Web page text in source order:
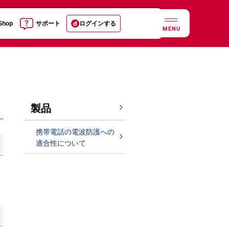
サポート ログインする
MENU
製品
携帯電話の電波防護への
適合性について